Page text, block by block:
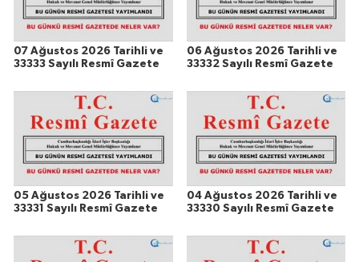
07 Ağustos 2026 Tarihli ve
33333 Sayılı Resmî Gazete
06 Ağustos 2026 Tarihli ve
33332 Sayılı Resmî Gazete
05 Ağustos 2026 Tarihli ve
33331 Sayılı Resmî Gazete
04 Ağustos 2026 Tarihli ve
33330 Sayılı Resmî Gazete